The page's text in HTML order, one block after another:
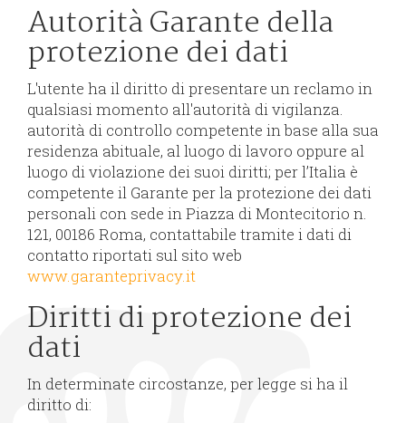
Autorità Garante della
protezione dei dati
L'utente ha il diritto di presentare un reclamo in
qualsiasi momento all'autorità di vigilanza.
autorità di controllo competente in base alla sua
residenza abituale, al luogo di lavoro oppure al
luogo di violazione dei suoi diritti; per l’Italia è
competente il Garante per la protezione dei dati
personali con sede in Piazza di Montecitorio n.
121, 00186 Roma, contattabile tramite i dati di
contatto riportati sul sito web
www.garanteprivacy.it
Diritti di protezione dei
dati
In determinate circostanze, per legge si ha il
diritto di: